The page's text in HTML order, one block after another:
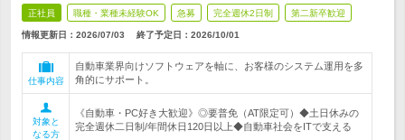
正社員 職種・業種未経験OK 急募 完全週休2日制 第二新卒歓迎
情報更新日：2026/07/03 終了予定日： 2026/10/01
仕事内容
自動車業界向けソフトウェアを軸に、お客様のシステム運用を多
角的にサポート。
対象と
なる方
《自動車・PC好き大歓迎》◎要普免（AT限定可）◆土日休みの
完全週休二日制/年間休日120日以上◆自動車社会をITで支える